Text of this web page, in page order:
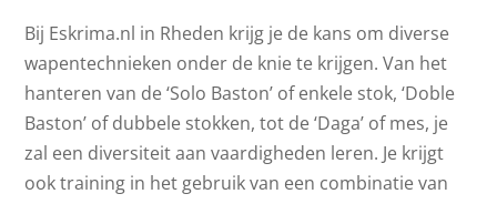
Bij Eskrima.nl in Rheden krijg je de kans om diverse
wapentechnieken onder de knie te krijgen. Van het
hanteren van de ‘Solo Baston’ of enkele stok, ‘Doble
Baston’ of dubbele stokken, tot de ‘Daga’ of mes, je
zal een diversiteit aan vaardigheden leren. Je krijgt
ook training in het gebruik van een combinatie van